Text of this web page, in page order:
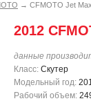
→ CFMOTO Jet
2012
данные
Класс: Скутер
Модельный год:
Рабочий объем: